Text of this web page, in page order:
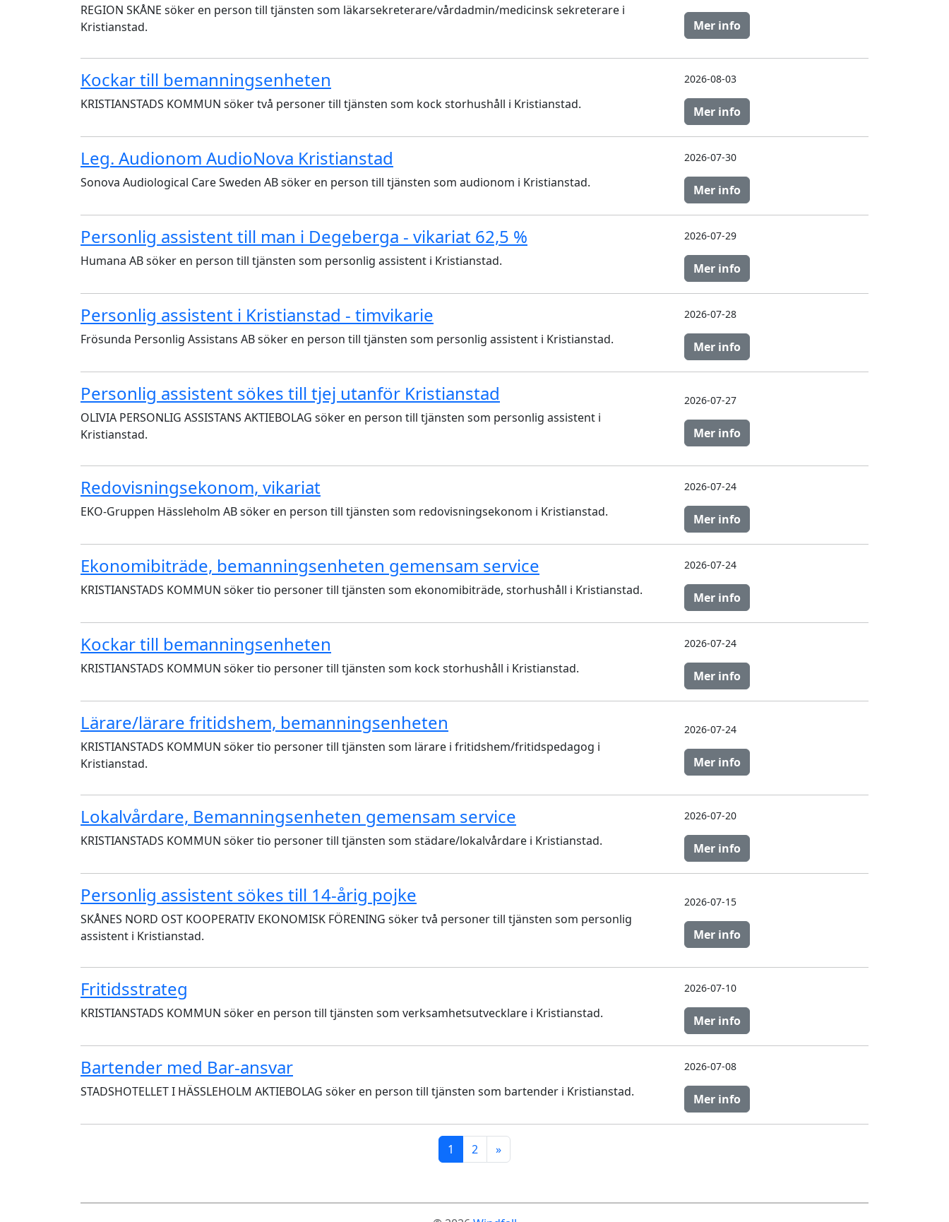
REGION SKÅNE söker en person till tjänsten som läkarsekreterare/vårdadmin/medicinsk sekreterare i
Kristianstad.
Mer info
Kockar till bemanningsenheten
KRISTIANSTADS KOMMUN söker två personer till tjänsten som kock storhushåll i Kristianstad.
2026-08-03
Mer info
Leg. Audionom AudioNova Kristianstad
Sonova Audiological Care Sweden AB söker en person till tjänsten som audionom i Kristianstad.
2026-07-30
Mer info
Personlig assistent till man i Degeberga - vikariat 62,5 %
Humana AB söker en person till tjänsten som personlig assistent i Kristianstad.
2026-07-29
Mer info
Personlig assistent i Kristianstad - timvikarie
Frösunda Personlig Assistans AB söker en person till tjänsten som personlig assistent i Kristianstad.
2026-07-28
Mer info
Personlig assistent sökes till tjej utanför Kristianstad
OLIVIA PERSONLIG ASSISTANS AKTIEBOLAG söker en person till tjänsten som personlig assistent i
Kristianstad.
2026-07-27
Mer info
Redovisningsekonom, vikariat
EKO-Gruppen Hässleholm AB söker en person till tjänsten som redovisningsekonom i Kristianstad.
2026-07-24
Mer info
Ekonomibiträde, bemanningsenheten gemensam service
KRISTIANSTADS KOMMUN söker tio personer till tjänsten som ekonomibiträde, storhushåll i Kristianstad.
2026-07-24
Mer info
Kockar till bemanningsenheten
KRISTIANSTADS KOMMUN söker tio personer till tjänsten som kock storhushåll i Kristianstad.
2026-07-24
Mer info
Lärare/lärare fritidshem, bemanningsenheten
KRISTIANSTADS KOMMUN söker tio personer till tjänsten som lärare i fritidshem/fritidspedagog i
Kristianstad.
2026-07-24
Mer info
Lokalvårdare, Bemanningsenheten gemensam service
KRISTIANSTADS KOMMUN söker tio personer till tjänsten som städare/lokalvårdare i Kristianstad.
2026-07-20
Mer info
Personlig assistent sökes till 14-årig pojke
SKÅNES NORD OST KOOPERATIV EKONOMISK FÖRENING söker två personer till tjänsten som personlig
assistent i Kristianstad.
2026-07-15
Mer info
Fritidsstrateg
KRISTIANSTADS KOMMUN söker en person till tjänsten som verksamhetsutvecklare i Kristianstad.
2026-07-10
Mer info
Bartender med Bar-ansvar
STADSHOTELLET I HÄSSLEHOLM AKTIEBOLAG söker en person till tjänsten som bartender i Kristianstad.
2026-07-08
Mer info
1 2 »